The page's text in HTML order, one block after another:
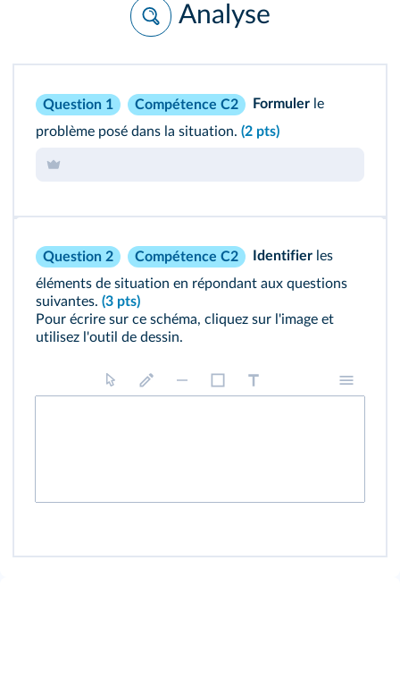
Analyse
Question 1 Compétence C2 Formuler le
problème posé dans la situation. (2 pts)
Question 2 Compétence C2 Identifier les
éléments de situation en répondant aux questions
suivantes. (3 pts)
Pour écrire sur ce schéma, cliquez sur l'image et
utilisez l'outil de dessin.